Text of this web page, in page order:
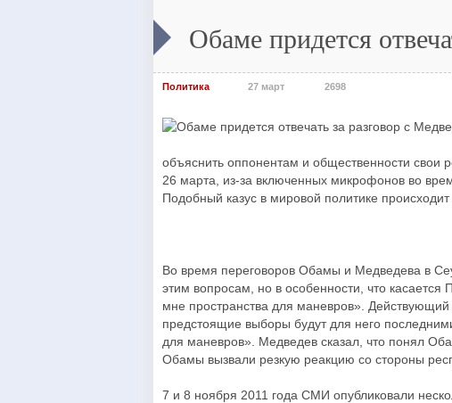
Обаме придется
Политика 27 март 2698
объяснить оппонентам и общественности свои
26 марта, из-за включенных микрофонов во
Подобный казус в мировой политике происходит
Во время переговоров Обамы и Медведева в
этим вопросам, но в особенности, что
мне пространства для маневров». Действующий
предстоящие выборы будут для него
для маневров». Медведев сказал, что понял
Обамы вызвали резкую реакцию со стороны
7 и 8 ноября 2011 года СМИ опубликовали